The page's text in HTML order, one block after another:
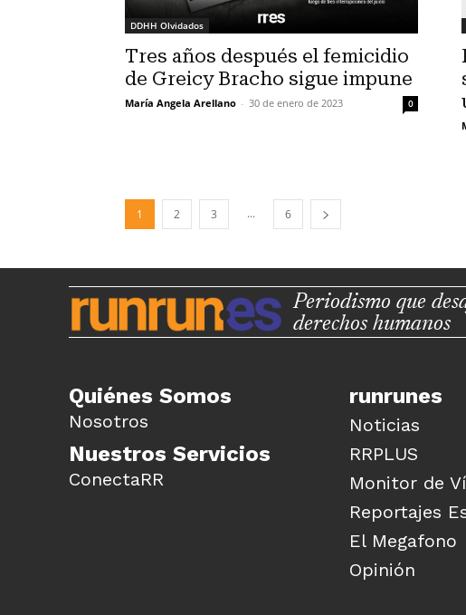
DDHH Olvidados
Tres años después el femicidio
de Greicy Bracho sigue impune
María Angela Arellano - 30 de enero de 2023 0
1 2 3 ... 6
Periodismo que
derechos humanos
Quiénes Somos
Nosotros
Nuestros Servicios
ConectaRR
runrunes
Noticias
RRPLUS
Monitor de
Reportajes
El Megafono
Opinión